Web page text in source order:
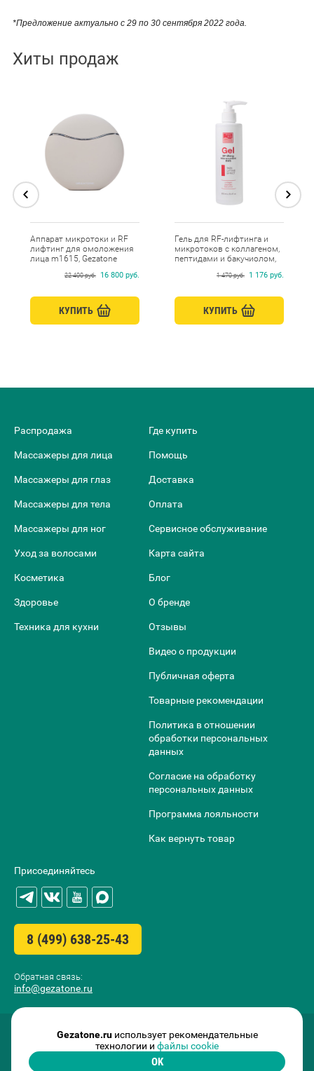
*Предложение актуально с 29 по 30 сентября 2022 года.
Хиты продаж
Аппарат микротоки и RF
лифтинг для омоложения
лица m1615, Gezatone
22 400 руб. 16 800 руб.
КУПИТЬ
Гель для RF-лифтинга и
микротоков с коллагеном,
пептидами и бакучиолом,
1 470 руб. 1 176 руб.
КУПИТЬ
Распродажа
Массажеры для лица
Массажеры для глаз
Массажеры для тела
Массажеры для ног
Уход за волосами
Косметика
Здоровье
Техника для кухни
Где купить
Помощь
Доставка
Оплата
Сервисное обслуживание
Карта сайта
Блог
О бренде
Отзывы
Видео о продукции
Публичная оферта
Товарные рекомендации
Политика в отношении
обработки персональных
данных
Согласие на обработку
персональных данных
Программа лояльности
Как вернуть товар
Присоединяйтесь
8 (499) 638-25-43
Обратная связь:
info@gezatone.ru
Gezatone.ruиспользует рекомендательные
технологии и файлы cookie
OK